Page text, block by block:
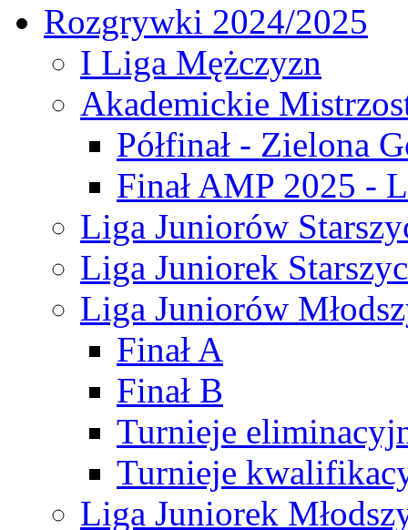
Rozgrywki 2024/2025
I Liga Mężczyzn
Akademickie
Półfinał - Zielona
Finał AMP 2025 -
Liga Juniorów
Liga Juniorek
Liga Juniorów
Finał A
Finał B
Turnieje
Turnieje
Liga Juniorek